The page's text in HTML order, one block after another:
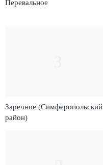
Перевальное
Заречное (Симферопольский
район)